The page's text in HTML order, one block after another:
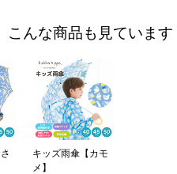
こんな商品も見ています
キッズ雨傘【カモ
メ】